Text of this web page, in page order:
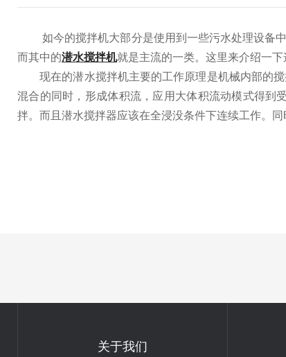
如今的搅拌机大部分是使用到一些污水处理设备中
而其中的潜水搅拌机就是主流的一类。这里来介绍一
现在的潜水搅拌机主要的工作原理是机械内部的搅
混合的同时，形成体积流，应用大体积流动模式得到
拌。而且潜水搅拌器应该在全浸没条件下连续工作。
关于我们